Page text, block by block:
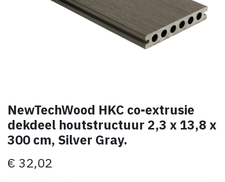
NewTechWood HKC co-extrusie
dekdeel houtstructuur 2,3 x 13,8 x
300 cm, Silver Gray.
€ 32,02